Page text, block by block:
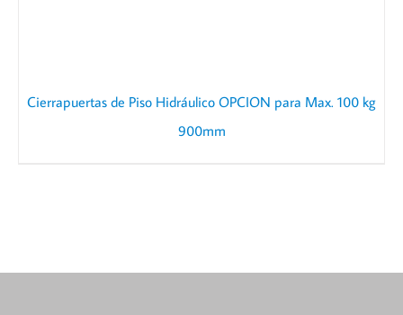
Cierrapuertas de Piso Hidráulico OPCION para Max. 100 kg
900mm